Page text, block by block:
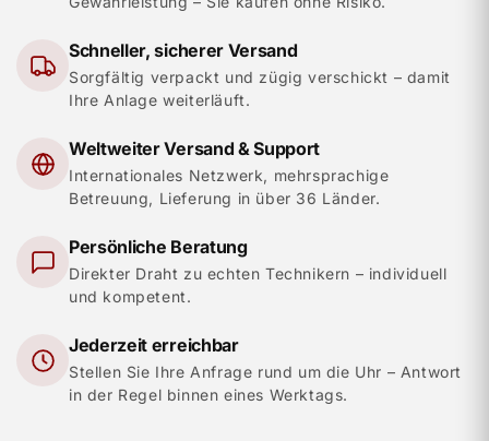
Schneller, sicherer Versand
Sorgfältig verpackt und zügig verschickt – damit
Ihre Anlage weiterläuft.
Weltweiter Versand & Support
Internationales Netzwerk, mehrsprachige
Betreuung, Lieferung in über 36 Länder.
Persönliche Beratung
Direkter Draht zu echten Technikern – individuell
und kompetent.
Jederzeit erreichbar
Stellen Sie Ihre Anfrage rund um die Uhr – Antwort
in der Regel binnen eines Werktags.